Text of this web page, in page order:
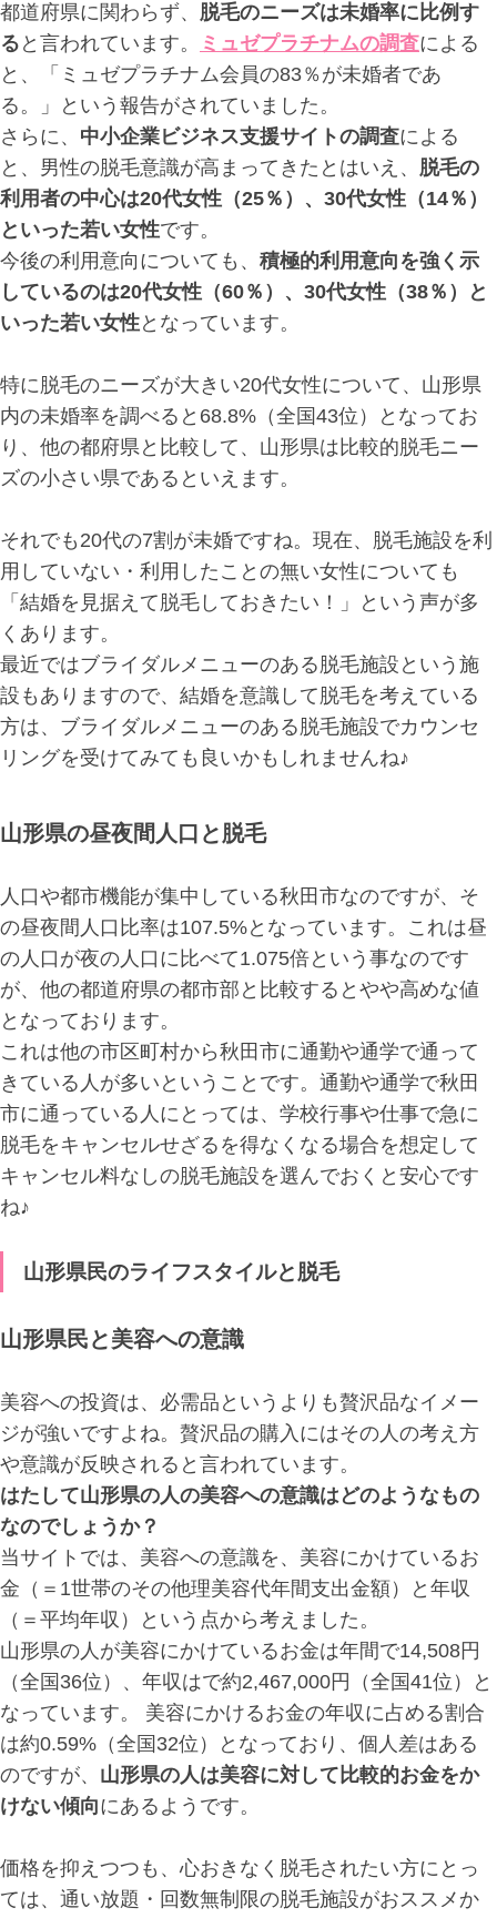
都道府県に関わらず、 脱毛のニーズは未婚率に比例す
る と言われています。 ミュゼプラチナムの調査による
と、「ミュゼプラチナム会員の83％が未婚者であ
る。」という報告がされていました。
さらに、 中小企業ビジネス支援サイトの調査による
と、男性の脱毛意識が高まってきたとはいえ、 脱毛の
利用者の中心は20代女性（25％）、30代女性（14％）
といった若い女性です。
今後の利用意向についても、 積極的利用意向を強く示
しているのは20代女性（60％）、30代女性（38％）と
いった若い女性となっています。
特に脱毛のニーズが大きい20代女性について、山形県
内の未婚率を調べると68.8%（全国43位）となってお
り、他の都府県と比較して、山形県は比較的脱毛ニー
ズの小さい県であるといえます。
それでも20代の7割が未婚ですね。現在、脱毛施設を利
用していない・利用したことの無い女性についても
「結婚を見据えて脱毛しておきたい！」という声が多
くあります。
最近ではブライダルメニューのある脱毛施設という施
設もありますので、結婚を意識して脱毛を考えている
方は、ブライダルメニューのある脱毛施設でカウンセ
リングを受けてみても良いかもしれませんね♪
山形県の昼夜間人口と脱毛
人口や都市機能が集中している秋田市なのですが、そ
の昼夜間人口比率は107.5%となっています。これは昼
の人口が夜の人口に比べて1.075倍という事なのです
が、他の都道府県の都市部と比較するとやや高めな値
となっております。
これは他の市区町村から秋田市に通勤や通学で通って
きている人が多いということです。通勤や通学で秋田
市に通っている人にとっては、学校行事や仕事で急に
脱毛をキャンセルせざるを得なくなる場合を想定して
キャンセル料なしの脱毛施設を選んでおくと安心です
ね♪
山形県民のライフスタイルと脱毛
山形県民と美容への意識
美容への投資は、必需品というよりも贅沢品なイメー
ジが強いですよね。贅沢品の購入にはその人の考え方
や意識が反映されると言われています。
はたして山形県の人の美容への意識はどのようなもの
なのでしょうか？
当サイトでは、美容への意識を、美容にかけているお
金（＝1世帯のその他理美容代年間支出金額）と年収
（＝平均年収）という点から考えました。
山形県の人が美容にかけているお金は年間で14,508円
（全国36位）、年収はで約2,467,000円（全国41位）と
なっています。 美容にかけるお金の年収に占める割合
は約0.59%（全国32位）となっており、個人差はある
のですが、 山形県の人は美容に対して比較的お金をか
けない傾向にあるようです。
価格を抑えつつも、心おきなく脱毛されたい方にとっ
ては、通い放題・回数無制限の脱毛施設がおススメか